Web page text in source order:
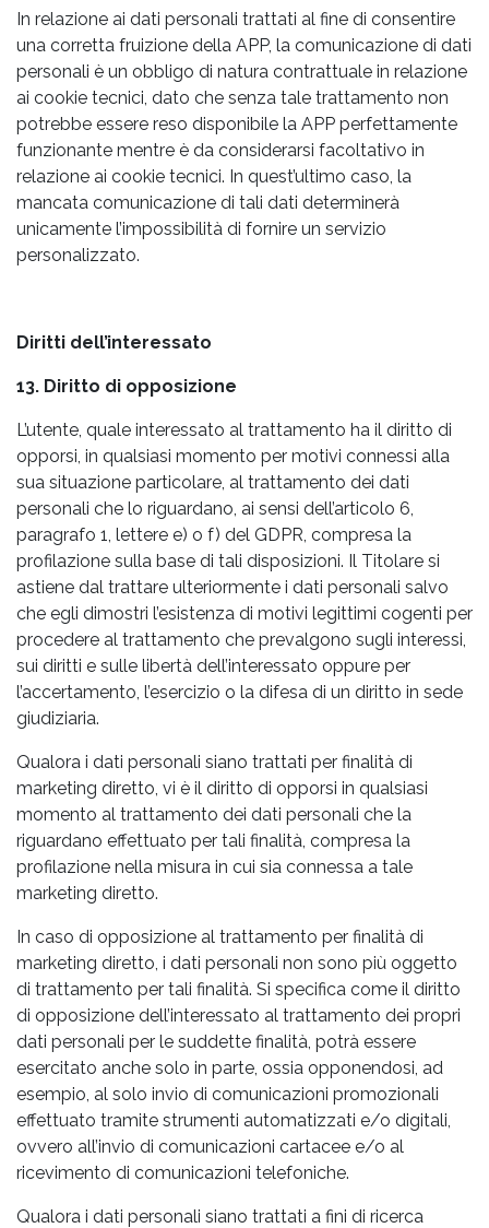
In relazione ai dati personali trattati al fine di consentire
una corretta fruizione della APP, la comunicazione di dati
personali è un obbligo di natura contrattuale in relazione
ai cookie tecnici, dato che senza tale trattamento non
potrebbe essere reso disponibile la APP perfettamente
funzionante mentre è da considerarsi facoltativo in
relazione ai cookie tecnici. In quest’ultimo caso, la
mancata comunicazione di tali dati determinerà
unicamente l’impossibilità di fornire un servizio
personalizzato.
Diritti dell’interessato
13. Diritto di opposizione
L’utente, quale interessato al trattamento ha il diritto di
opporsi, in qualsiasi momento per motivi connessi alla
sua situazione particolare, al trattamento dei dati
personali che lo riguardano, ai sensi dell’articolo 6,
paragrafo 1, lettere e) o f) del GDPR, compresa la
profilazione sulla base di tali disposizioni. Il Titolare si
astiene dal trattare ulteriormente i dati personali salvo
che egli dimostri l’esistenza di motivi legittimi cogenti per
procedere al trattamento che prevalgono sugli interessi,
sui diritti e sulle libertà dell’interessato oppure per
l’accertamento, l’esercizio o la difesa di un diritto in sede
giudiziaria.
Qualora i dati personali siano trattati per finalità di
marketing diretto, vi è il diritto di opporsi in qualsiasi
momento al trattamento dei dati personali che la
riguardano effettuato per tali finalità, compresa la
profilazione nella misura in cui sia connessa a tale
marketing diretto.
In caso di opposizione al trattamento per finalità di
marketing diretto, i dati personali non sono più oggetto
di trattamento per tali finalità. Si specifica come il diritto
di opposizione dell’interessato al trattamento dei propri
dati personali per le suddette finalità, potrà essere
esercitato anche solo in parte, ossia opponendosi, ad
esempio, al solo invio di comunicazioni promozionali
effettuato tramite strumenti automatizzati e/o digitali,
ovvero all’invio di comunicazioni cartacee e/o al
ricevimento di comunicazioni telefoniche.
Qualora i dati personali siano trattati a fini di ricerca